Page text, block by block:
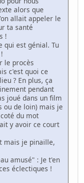
alors que
allait appeler le
ta santé
!
qui est génial. Tu
le procès
c'est quoi ce
? En plus, ça
pendant
joué dans un film
ou de loin) mais je
du mot
y avoir ce court
mais je pinaille,
amusé" : Je t'en
éclectiques !